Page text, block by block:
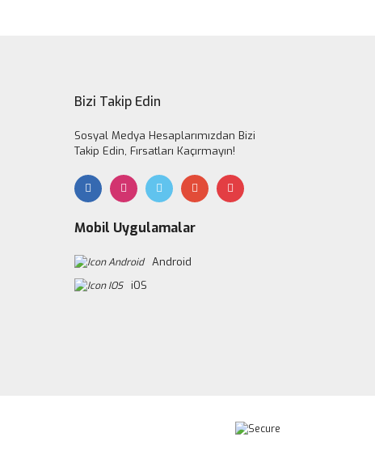
Bizi Takip Edin
Sosyal Medya Hesaplarımızdan Bizi
Takip Edin, Fırsatları Kaçırmayın!
Mobil Uygulamalar
Android
iOS